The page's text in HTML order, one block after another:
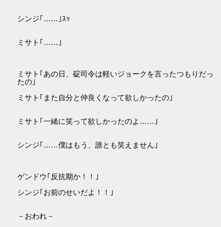
シンジ｢……｣ｽｯ
ミサト｢……｣
ミサト｢あの日、碇司令は軽いジョークを言ったつもりだっ
たの｣
ミサト｢また自分と仲良くなって欲しかったの｣
ミサト｢一緒に笑って欲しかったのよ……｣
シンジ｢……僕はもう、誰とも笑えません｣
ゲンドウ｢反抗期か！！｣
シンジ｢お前のせいだよ！！｣
－おわれ－